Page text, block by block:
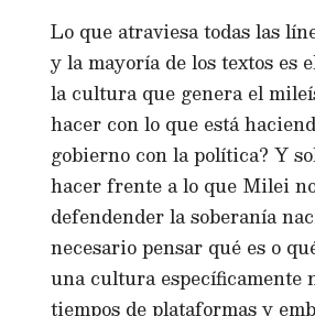
Lo que atraviesa todas las
y la mayoría de los textos es
la cultura que genera el
hacer con lo que está
gobierno con la política? Y
hacer frente a lo que Milei
defendender la soberanía
necesario pensar qué es o
una cultura específicamente
tiempos de plataformas y